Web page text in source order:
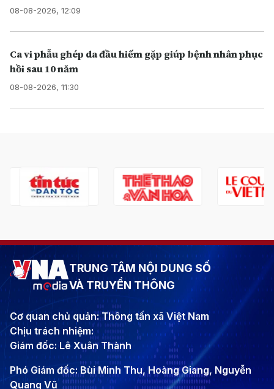
08-08-2026, 12:09
Ca vi phẫu ghép da đầu hiếm gặp giúp bệnh nhân phục
hồi sau 10 năm
08-08-2026, 11:30
TRUNG TÂM NỘI DUNG SỐ
VÀ TRUYỀN THÔNG
Cơ quan chủ quản: Thông tấn xã Việt Nam
Chịu trách nhiệm:
Giám đốc: Lê Xuân Thành
Phó Giám đốc: Bùi Minh Thu, Hoàng Giang, Nguyễn
Quang Vũ